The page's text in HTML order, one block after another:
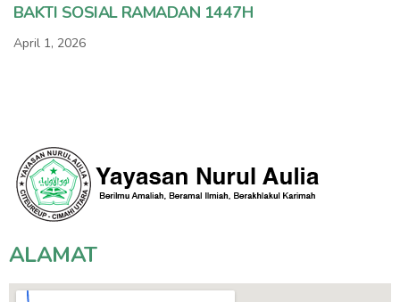
BAKTI SOSIAL RAMADAN 1447H
April 1, 2026
ALAMAT